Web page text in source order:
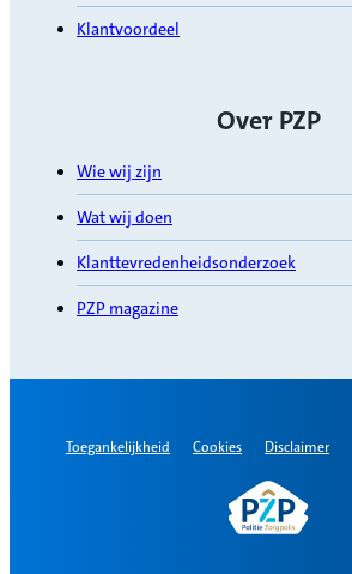
Klantvoordeel
Over PZP
Wie wij zijn
Wat wij doen
Klanttevredenheidsonderzoek
PZP magazine
Toegankelijkheid Cookies Disclaimer